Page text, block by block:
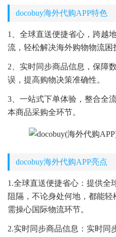
docobuy海外代购APP特色
1、全球直送便捷省心，跨越
流，轻松解决海外购物物流困
2、实时同步商品信息，保障
误，提高购物决策准确性。
3、一站式下单体验，整合全
本商品采购全环节。
docobuy海外代购APP亮点
1.全球直送便捷省心：提供全
阻隔，不论身处何地，都能
需操心国际物流环节。
2.实时同步商品信息：实时同